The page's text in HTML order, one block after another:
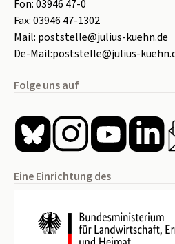
Fon:03946 47-0
Fax:03946 47-1302
Mail: poststelle@julius-kuehn.de
De-Mail:poststelle@julius-
Folge uns auf
Eine Einrichtung des